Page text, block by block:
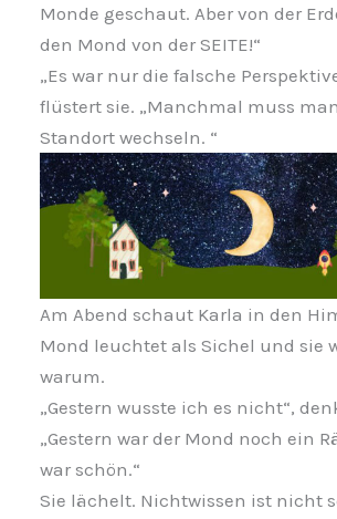
Monde geschaut. Aber von der
den Mond von der SEITE!“
„Es war nur die falsche
flüstert sie. „Manchmal muss
Standort wechseln. “
Am Abend schaut Karla in den
Mond leuchtet als Sichel und sie
warum.
„Gestern wusste ich es nicht“,
„Gestern war der Mond noch ein
war schön.“
Sie lächelt. Nichtwissen ist nicht